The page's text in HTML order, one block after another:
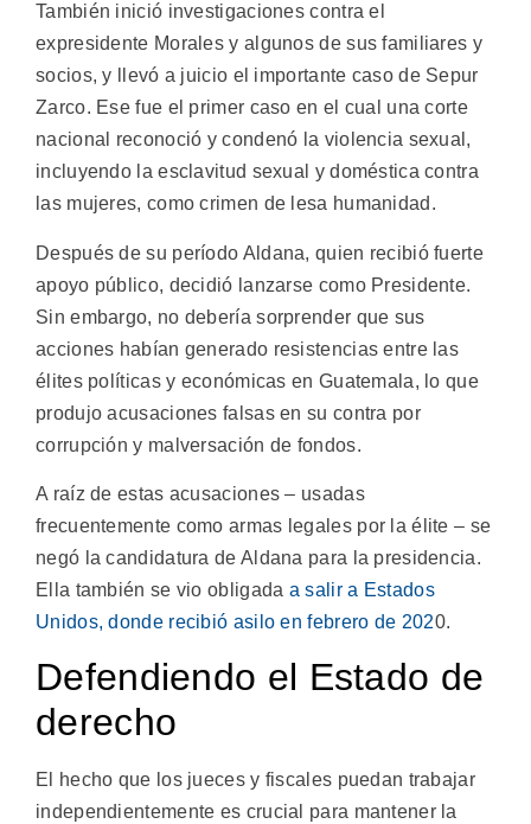
También inició investigaciones contra el
expresidente Morales y algunos de sus familiares y
socios, y llevó a juicio el importante caso de Sepur
Zarco. Ese fue el primer caso en el cual una corte
nacional reconoció y condenó la violencia sexual,
incluyendo la esclavitud sexual y doméstica contra
las mujeres, como crimen de lesa humanidad.
Después de su período Aldana, quien recibió fuerte
apoyo público, decidió lanzarse como Presidente.
Sin embargo, no debería sorprender que sus
acciones habían generado resistencias entre las
élites políticas y económicas en Guatemala, lo que
produjo acusaciones falsas en su contra por
corrupción y malversación de fondos.
A raíz de estas acusaciones – usadas
frecuentemente como armas legales por la élite – se
negó la candidatura de Aldana para la presidencia.
Ella también se vio obligada a salir a Estados
Unidos, donde recibió asilo en febrero de 2020.
Defendiendo el Estado de
derecho
El hecho que los jueces y fiscales puedan trabajar
independientemente es crucial para mantener la